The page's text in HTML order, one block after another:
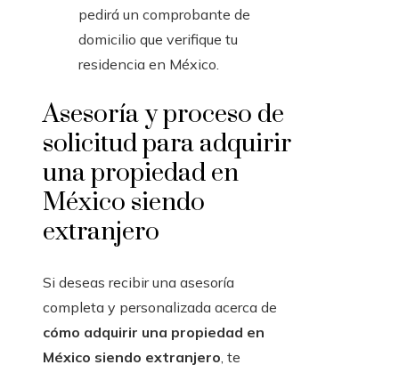
pedirá un comprobante de
domicilio que verifique tu
residencia en México.
Asesoría y proceso de
solicitud para adquirir
una propiedad en
México siendo
extranjero
Si deseas recibir una asesoría
completa y personalizada acerca de
cómo adquirir una propiedad en
México siendo extranjero, te